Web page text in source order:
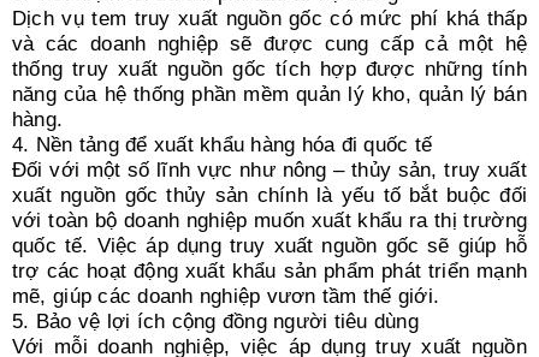
Dịch vụ tem truy xuất nguồn gốc có mức phí khá thấp
và các doanh nghiệp sẽ được cung cấp cả một hệ
thống truy xuất nguồn gốc tích hợp được những tính
năng của hệ thống phần mềm quản lý kho, quản lý bán
hàng.
4. Nền tảng để xuất khẩu hàng hóa đi quốc tế
Đối với một số lĩnh vực như nông – thủy sản, truy xuất
xuất nguồn gốc thủy sản chính là yếu tố bắt buộc đối
với toàn bộ doanh nghiệp muốn xuất khẩu ra thị trường
quốc tế. Việc áp dụng truy xuất nguồn gốc sẽ giúp hỗ
trợ các hoạt động xuất khẩu sản phẩm phát triển mạnh
mẽ, giúp các doanh nghiệp vươn tầm thế giới.
5. Bảo vệ lợi ích cộng đồng người tiêu dùng
Với mỗi doanh nghiệp, việc áp dụng truy xuất nguồn